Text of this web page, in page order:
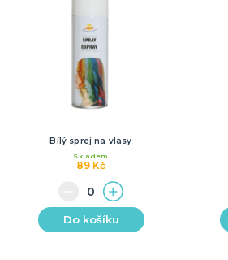
Bílý sprej na vlasy
89 Kč
Skladem
Do košíku